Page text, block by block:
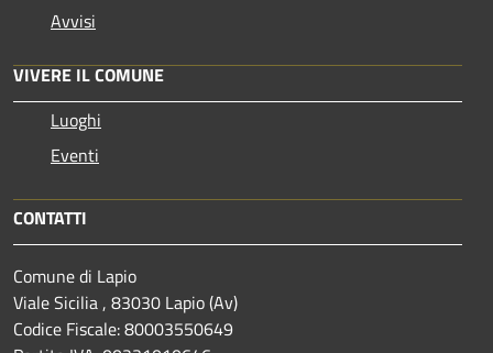
Avvisi
VIVERE IL COMUNE
Luoghi
Eventi
CONTATTI
Comune di Lapio
Viale Sicilia , 83030 Lapio (Av)
Codice Fiscale: 80003550649